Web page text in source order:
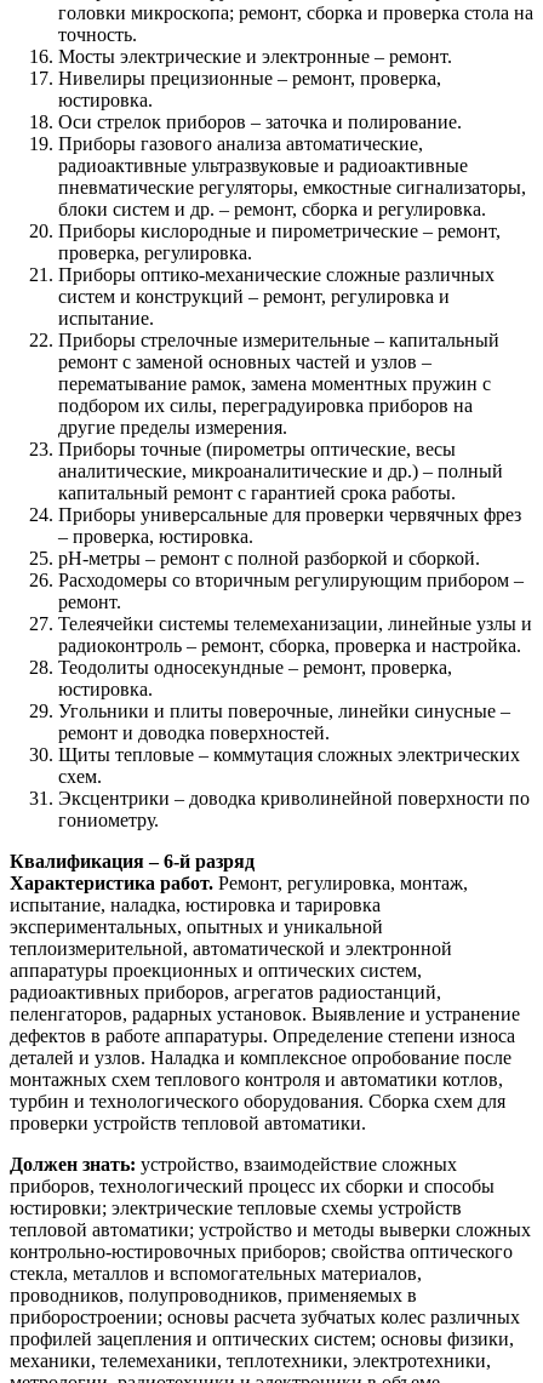
головки микроскопа; ремонт, сборка и проверка стола на
точность.
Мосты электрические и электронные – ремонт.
Нивелиры прецизионные – ремонт, проверка,
юстировка.
Оси стрелок приборов – заточка и полирование.
Приборы газового анализа автоматические,
радиоактивные ультразвуковые и радиоактивные
пневматические регуляторы, емкостные сигнализаторы,
блоки систем и др. – ремонт, сборка и регулировка.
Приборы кислородные и пирометрические – ремонт,
проверка, регулировка.
Приборы оптико-механические сложные различных
систем и конструкций – ремонт, регулировка и
испытание.
Приборы стрелочные измерительные – капитальный
ремонт с заменой основных частей и узлов –
перематывание рамок, замена моментных пружин с
подбором их силы, переградуировка приборов на
другие пределы измерения.
Приборы точные (пирометры оптические, весы
аналитические, микроаналитические и др.) – полный
капитальный ремонт с гарантией срока работы.
Приборы универсальные для проверки червячных фрез
– проверка, юстировка.
pH-метры – ремонт с полной разборкой и сборкой.
Расходомеры со вторичным регулирующим прибором –
ремонт.
Телеячейки системы телемеханизации, линейные узлы и
радиоконтроль – ремонт, сборка, проверка и настройка.
Теодолиты односекундные – ремонт, проверка,
юстировка.
Угольники и плиты поверочные, линейки синусные –
ремонт и доводка поверхностей.
Щиты тепловые – коммутация сложных электрических
схем.
Эксцентрики – доводка криволинейной поверхности по
гониометру.
Квалификация – 6-й разряд
Характеристика работ. Ремонт, регулировка, монтаж,
испытание, наладка, юстировка и тарировка
экспериментальных, опытных и уникальной
теплоизмерительной, автоматической и электронной
аппаратуры проекционных и оптических систем,
радиоактивных приборов, агрегатов радиостанций,
пеленгаторов, радарных установок. Выявление и устранение
дефектов в работе аппаратуры. Определение степени износа
деталей и узлов. Наладка и комплексное опробование после
монтажных схем теплового контроля и автоматики котлов,
турбин и технологического оборудования. Сборка схем для
проверки устройств тепловой автоматики.
Должен знать: устройство, взаимодействие сложных
приборов, технологический процесс их сборки и способы
юстировки; электрические тепловые схемы устройств
тепловой автоматики; устройство и методы выверки сложных
контрольно-юстировочных приборов; свойства оптического
стекла, металлов и вспомогательных материалов,
проводников, полупроводников, применяемых в
приборостроении; основы расчета зубчатых колес различных
профилей зацепления и оптических систем; основы физики,
механики, телемеханики, теплотехники, электротехники,